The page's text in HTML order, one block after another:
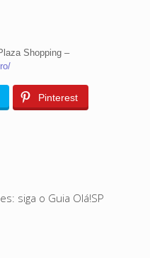
Shopping –
Pinterest
siga o Guia Olá!SP